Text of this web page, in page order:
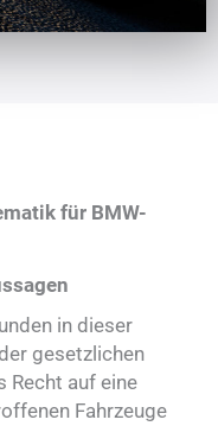
für BMW-
in dieser
gesetzlichen
Recht auf eine
Fahrzeuge